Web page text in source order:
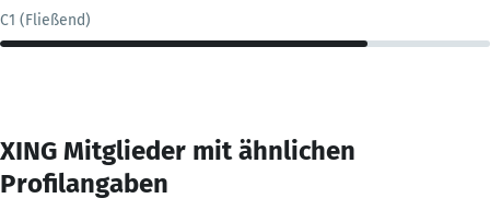
C1 (Fließend)
XING Mitglieder mit ähnlichen
Profilangaben